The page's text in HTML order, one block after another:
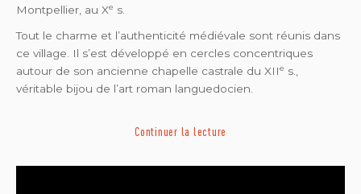
Montpellier, au Xe s.
Tout le charme et l’authenticité médiévale sont réunis dans
ce village. Il s’est développé en cercles concentriques
autour de son ancienne chapelle castrale du XIIe s.,
véritable bijou de l’art roman languedocien.
Continuer la lecture